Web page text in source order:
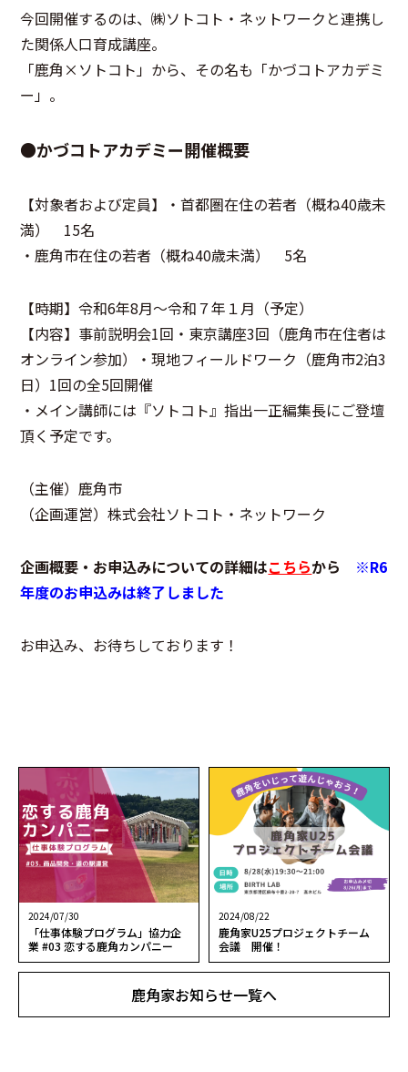
今回開催するのは、㈱ソトコト・ネットワークと連携し
た関係人口育成講座。
「鹿角×ソトコト」から、その名も「かづコトアカデミ
ー」。
●かづコトアカデミー開催概要
【対象者および定員】・首都圏在住の若者（概ね40歳未
満） 15名
・鹿角市在住の若者（概ね40歳未満） 5名
【時期】令和6年8月～令和７年１月（予定）
【内容】事前説明会1回・東京講座3回（鹿角市在住者は
オンライン参加）・現地フィールドワーク（鹿角市2泊3
日）1回の全5回開催
・メイン講師には『ソトコト』指出一正編集長にご登壇
頂く予定です。
（主催）鹿角市
（企画運営）株式会社ソトコト・ネットワーク
企画概要・お申込みについての詳細はこちらから ※R6
年度のお申込みは終了しました
お申込み、お待ちしております！
2024/07/30
「仕事体験プログラム」協力企
業 #03 恋する鹿角カンパニー
鹿角家お知らせ一覧へ
2024/08/22
鹿角家U25プロジェクトチーム
会議 開催！